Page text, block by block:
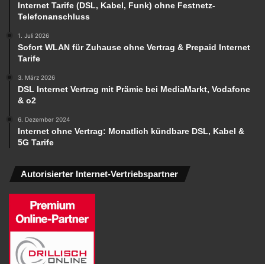
Internet Tarife (DSL, Kabel, Funk) ohne Festnetz-
Telefonanschluss
1. Juli 2026
Sofort WLAN für Zuhause ohne Vertrag & Prepaid Internet
Tarife
3. März 2026
DSL Internet Vertrag mit Prämie bei MediaMarkt, Vodafone
& o2
6. Dezember 2024
Internet ohne Vertrag: Monatlich kündbare DSL, Kabel &
5G Tarife
Autorisierter Internet-Vertriebspartner